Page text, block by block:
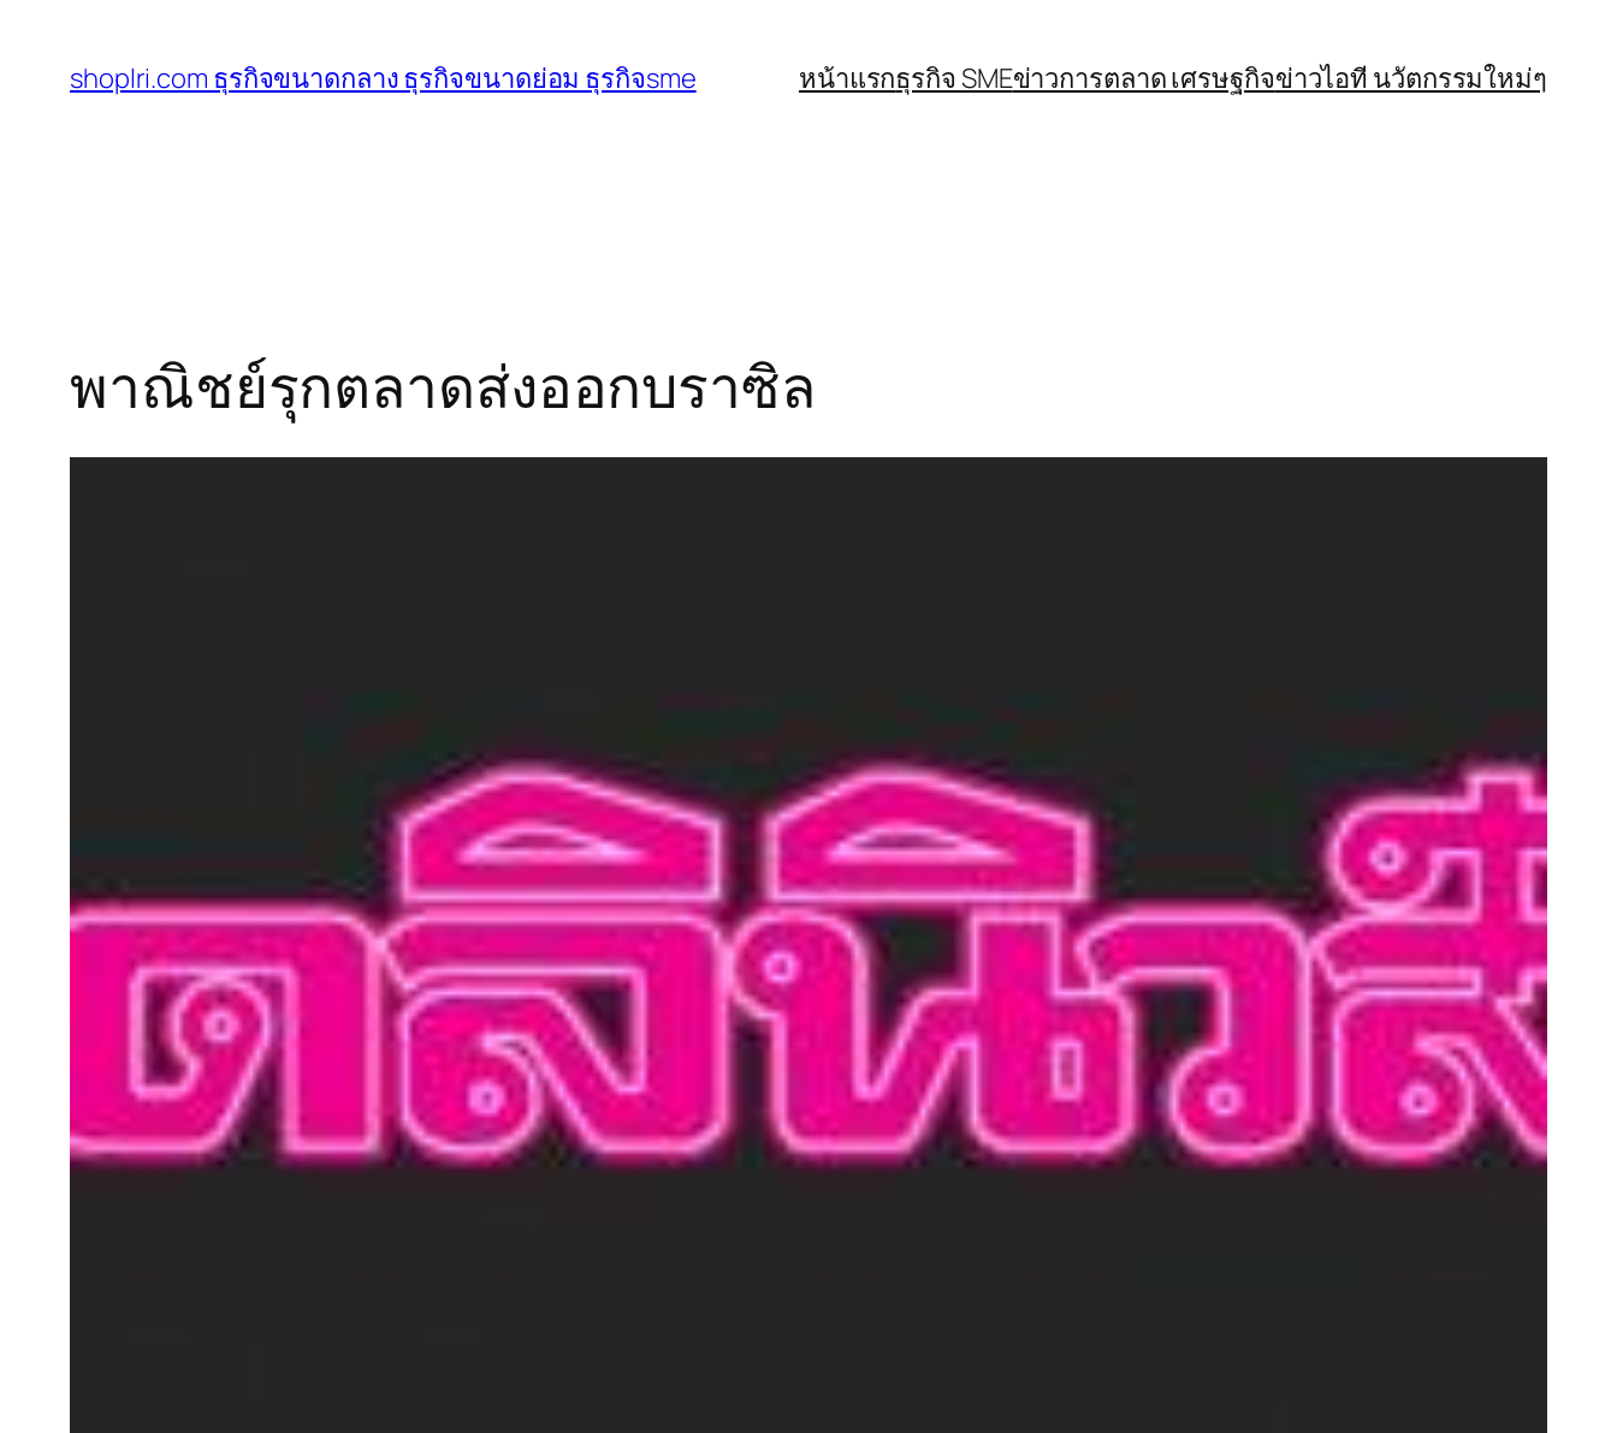
shoplri.com ธุรกิจขนาดกลาง ธุรกิจขนาดย่อม ธุรกิจsme หน้าแรกธุรกิจ SMEข่าวการตลาด เศรษฐกิจข่าวไอที นวัตกรรมใหม่ๆ
พาณิชย์รุกตลาดส่งออกบราซิล